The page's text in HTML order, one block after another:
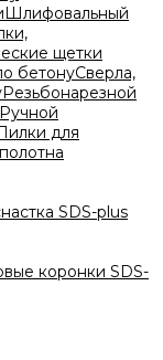
Шлифовальный
щетки
бетонуСверла,
Резьбонарезной
Ручной
для
SDS-plus
коронки SDS-